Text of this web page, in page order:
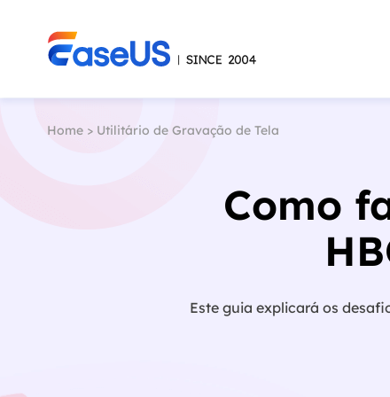
Home > Utilitário de Gravação de Tela
Como
Este guia explicará os